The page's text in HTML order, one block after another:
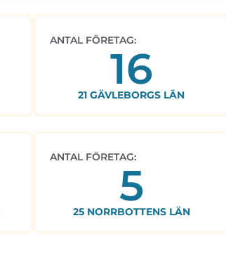
ANTAL FÖRETAG:
16
21 GÄVLEBORGS LÄN
ANTAL FÖRETAG:
5
25 NORRBOTTENS LÄN